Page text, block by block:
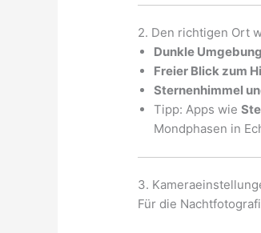
2. Den richtigen Ort
Dunkle
Freier Blick zum
Sternenhimmel
Tipp: Apps wie
Mondphasen in
3.
Für die